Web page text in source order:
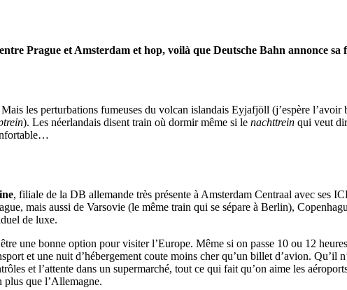
Prague et Amsterdam et hop, voilà que Deutsche Bahn annonce sa
les perturbations fumeuses du volcan islandais Eyjafjöll (j’espère l’avoir
). Les néerlandais disent train où dormir même si le nachttrein qui veut
, filiale de la DB allemande très présente à Amsterdam Centraal avec ses
mais aussi de Varsovie (le même train qui se sépare à Berlin),
de luxe.
une bonne option pour visiter l’Europe. Même si on passe 10 ou 12
et une nuit d’hébergement coute moins cher qu’un billet d’avion.
et l’attente dans un supermarché, tout ce qui fait qu’on aime les
plus que l’Allemagne.